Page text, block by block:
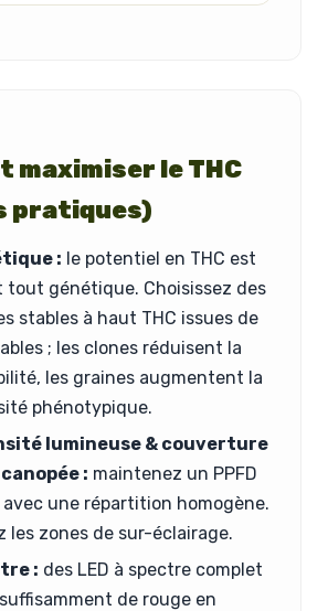
maximiser le THC
pratiques)
: le potentiel en THC est
tout génétique. Choisissez des
stables à haut THC issues de
; les clones réduisent la
les graines augmentent la
phénotypique.
lumineuse & couverture
: maintenez un PPFD
avec une répartition homogène.
les zones de sur-éclairage.
: des LED à spectre complet
de rouge en